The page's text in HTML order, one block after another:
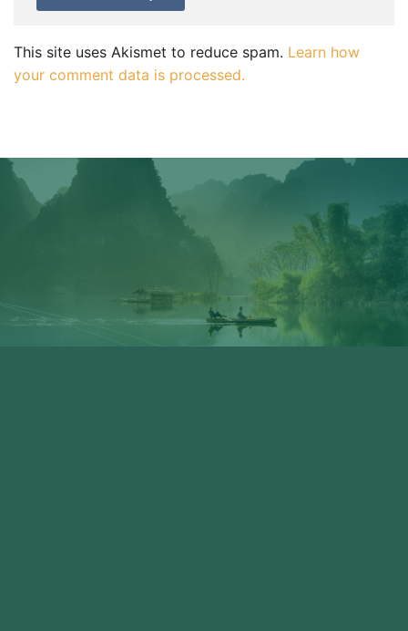
This site uses Akismet to reduce spam. Learn how
your comment data is processed.